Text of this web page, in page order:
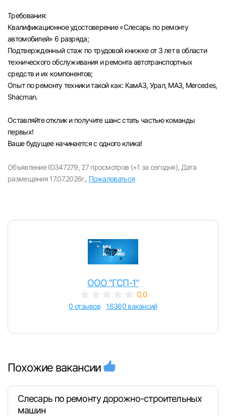
Вход в личный кабинет
вакансии с контактами и оставлять отклики
E-mail или Телефон
Войти
Требования:
Квалификационное удостоверение «Слесарь по ремонту
автомобилей» 6 разряда;
Подтвержденный стаж по трудовой книжке от 3 лет в области
технического обслуживания и ремонта автотранспортных
средств и их компонентов;
Опыт по ремонту техники такой как: КамАЗ, Урал, МАЗ, Mercedes,
Shacman.
Оставляйте отклик и получите шанс стать частью команды
первых!
Ваше будущее начинается с одного клика!
Объявление ID347279, 27 просмотров (+1 за сегодня), Дата
размещения 17.07.2026г., Пожаловаться
ООО "ГСП-1"
0,0
0 отзывов 16360 вакансий
Похожие вакансии
Слесарь по ремонту дорожно-строительных
машин